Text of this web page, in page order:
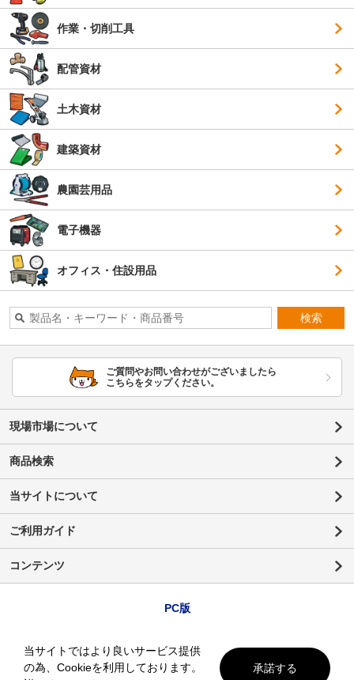
作業・切削工具
配管資材
土木資材
建築資材
農園芸用品
電子機器
オフィス・住設用品
検索
ご質問やお問い合わせがございましたら
こちらをタップください。
現場市場について
商品検索
当サイトについて
ご利用ガイド
コンテンツ
PC版
当サイトではより良いサービス提供
の為、Cookieを利用しております。
承諾する